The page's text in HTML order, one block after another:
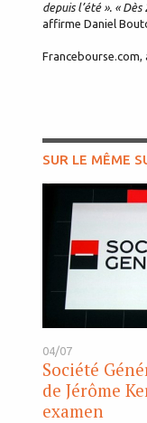
depuis l’été ». «
affirme Daniel
Francebourse.com,
SUR LE MÊME
04/07
Société
de Jérôme
examen